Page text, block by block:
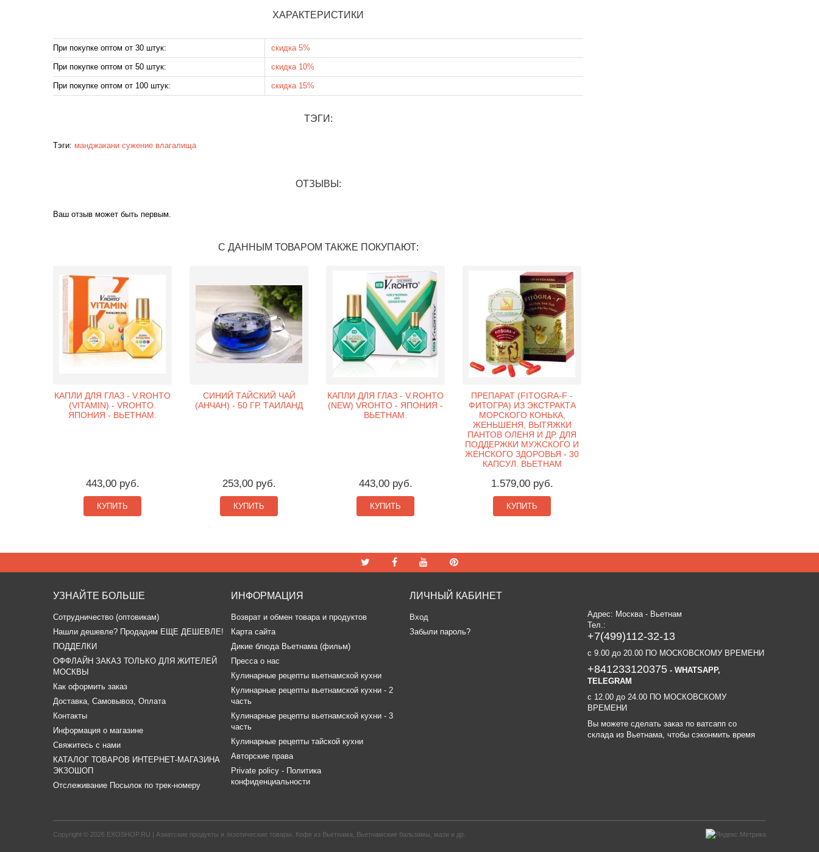
ХАРАКТЕРИСТИКИ
При покупке оптом от 30 штук: скидка 5%
При покупке оптом от 50 штук: скидка 10%
При покупке оптом от 100 штук: скидка 15%
ТЭГИ:
Тэги: манджакани сужение влагалища
ОТЗЫВЫ:
Ваш отзыв может быть первым.
С ДАННЫМ ТОВАРОМ ТАКЖЕ ПОКУПАЮТ:
КАПЛИ ДЛЯ ГЛАЗ - V.ROHTO
(VITAMIN) - VROHTO.
ЯПОНИЯ - ВЬЕТНАМ.
443,00 руб.
КУПИТЬ
СИНИЙ ТАЙСКИЙ ЧАЙ
(АНЧАН) - 50 ГР. ТАИЛАНД
253,00 руб.
КУПИТЬ
КАПЛИ ДЛЯ ГЛАЗ - V.ROHTO
(NEW) VROHTO - ЯПОНИЯ -
ВЬЕТНАМ.
443,00 руб.
КУПИТЬ
ПРЕПАРАТ (FITOGRA-F -
ФИТОГРА) ИЗ ЭКСТРАКТА
МОРСКОГО КОНЬКА,
ЖЕНЬШЕНЯ, ВЫТЯЖКИ
ПАНТОВ ОЛЕНЯ И ДР. ДЛЯ
ПОДДЕРЖКИ МУЖСКОГО И
ЖЕНСКОГО ЗДОРОВЬЯ - 30
КАПСУЛ. ВЬЕТНАМ
1.579,00 руб.
КУПИТЬ
УЗНАЙТЕ БОЛЬШЕ
Сотрудничество (оптовикам)
​Нашли дешевле? Продадим ЕЩЕ ДЕШЕВЛЕ!
ПОДДЕЛКИ
ОФФЛАЙН ЗАКАЗ ТОЛЬКО ДЛЯ ЖИТЕЛЕЙ
МОСКВЫ
Как оформить заказ
Доставка, Самовывоз, Оплата
Контакты
Информация о магазине
Свяжитесь с нами
КАТАЛОГ ТОВАРОВ ИНТЕРНЕТ-МАГАЗИНА
ЭКЗОШОП
Отслеживание Посылок по трек-номеру
ИНФОРМАЦИЯ
Возврат и обмен товара и продуктов
Карта сайта
Дикие блюда Вьетнама (фильм)
Пресса о нас
Кулинарные рецепты вьетнамской кухни
Кулинарные рецепты вьетнамской кухни - 2
часть
Кулинарные рецепты вьетнамской кухни - 3
часть
Кулинарные рецепты тайской кухни
Авторские права
Private policy - Политика
конфиденциальности
ЛИЧНЫЙ КАБИНЕТ
Вход
Забыли пароль?
Адрес: Москва - Вьетнам
Тел.:
+7(499)112-32-13
c 9.00 до 20.00 ПО МОСКОВСКОМУ ВРЕМЕНИ
+841233120375- WHATSAPP,
TELEGRAM
c 12.00 до 24.00 ПО МОСКОВСКОМУ
ВРЕМЕНИ
Вы можете сделать заказ по ватсапп со
склада из Вьетнама, чтобы сэконмить время
Copyright © 2026 EXOSHOP.RU | Азиатские продукты и экзотические товары. Кофе из Вьетнама, Вьетнамские бальзамы, мази и др.